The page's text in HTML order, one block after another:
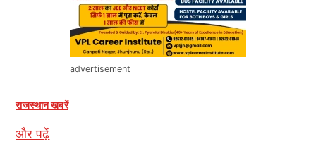
advertisement
राजस्थान खबरें
और पढ़ें